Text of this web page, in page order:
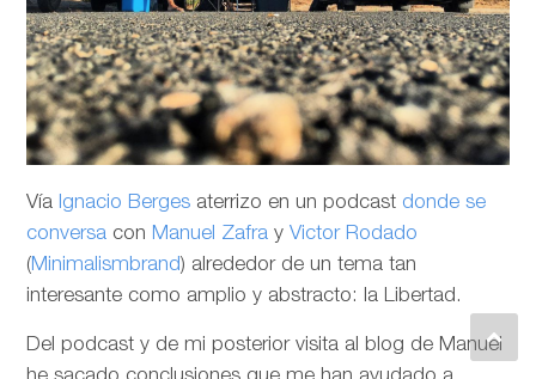
Vía Ignacio Berges aterrizo en un podcast donde se
conversa con Manuel Zafra y Victor Rodado
(Minimalismbrand) alrededor de un tema tan
interesante como amplio y abstracto: la Libertad.
Del podcast y de mi posterior visita al blog de Manuel